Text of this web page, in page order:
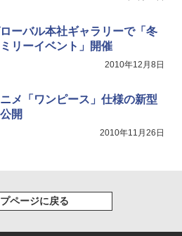
ーバル本社ギャラリーで「冬
リーイベント」開催
2010年12月8日
メ「ワンピース」仕様の新型
開
2010年11月26日
プページに戻る